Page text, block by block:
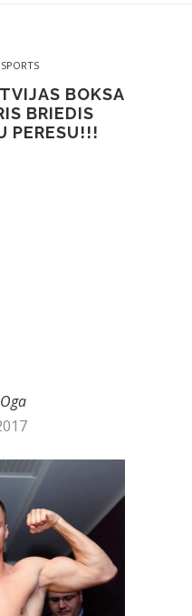
SPORTS
BOKSA
BRIEDIS
PERESU!!!
Oga